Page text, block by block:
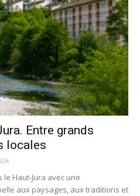
Entre grands
locales
le Haut-Jura avec une
aux paysages, aux traditions et